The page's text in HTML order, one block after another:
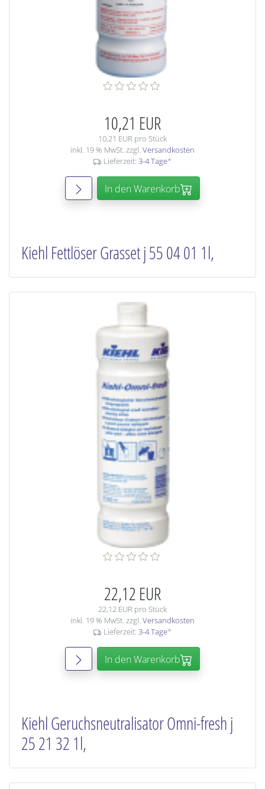
10,21 EUR
10,21 EUR pro Stück
inkl. 19 % MwSt. zzgl. Versandkosten
Lieferzeit: 3-4 Tage*
In den Warenkorb
Kiehl Fettlöser Grasset j 55 04 01 1l,
22,12 EUR
22,12 EUR pro Stück
inkl. 19 % MwSt. zzgl. Versandkosten
Lieferzeit: 3-4 Tage*
In den Warenkorb
Kiehl Geruchsneutralisator Omni-fresh j
25 21 32 1l,